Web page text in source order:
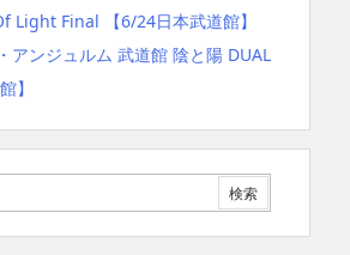
Light Final 【6/24日本武道館】
アンジュルム 武道館 陰と陽 DUAL
】